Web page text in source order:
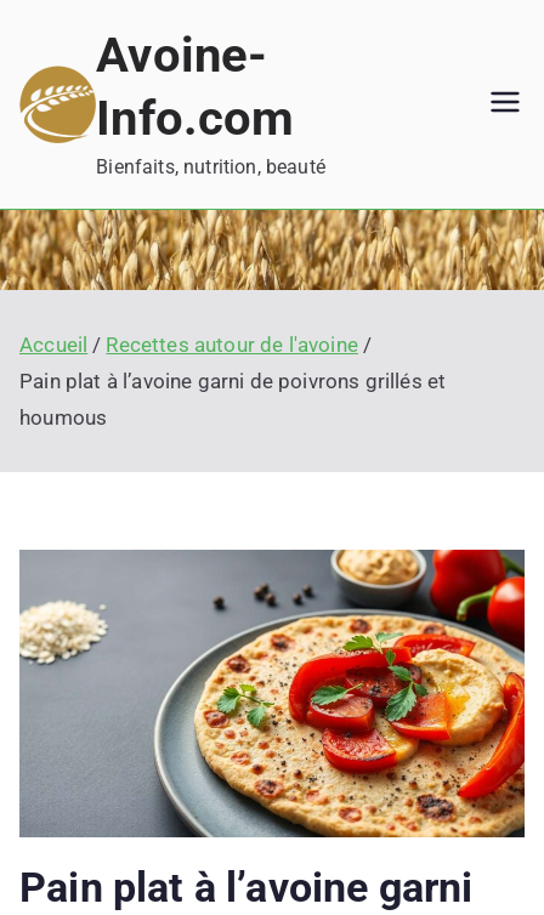
contenu
Avoine-
Info.com
Bienfaits, nutrition, beauté
Accueil
Recettes autour de l'avoine
Pain plat à l’avoine garni de poivrons grillés et
houmous
Pain plat à l’avoine garni